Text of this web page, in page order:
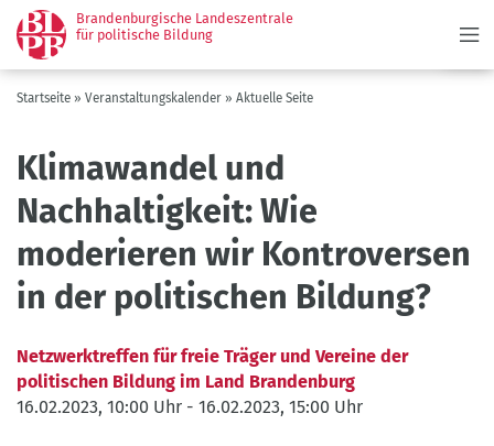
Direkt
zum
Inhalt
Brandenburgische Landeszentrale
für politische Bildung
Pfadnavigation
Startseite Veranstaltungskalender Aktuelle Seite
Klimawandel und
Nachhaltigkeit: Wie
moderieren wir Kontroversen
in der politischen Bildung?
Netzwerktreffen für freie Träger und Vereine der
politischen Bildung im Land Brandenburg
16.02.2023, 10:00 Uhr - 16.02.2023, 15:00 Uhr